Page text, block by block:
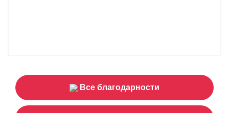
Все благодарности